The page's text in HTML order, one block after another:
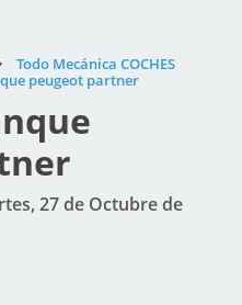
Todo Mecánica COCHES
peugeot partner
27 de Octubre de